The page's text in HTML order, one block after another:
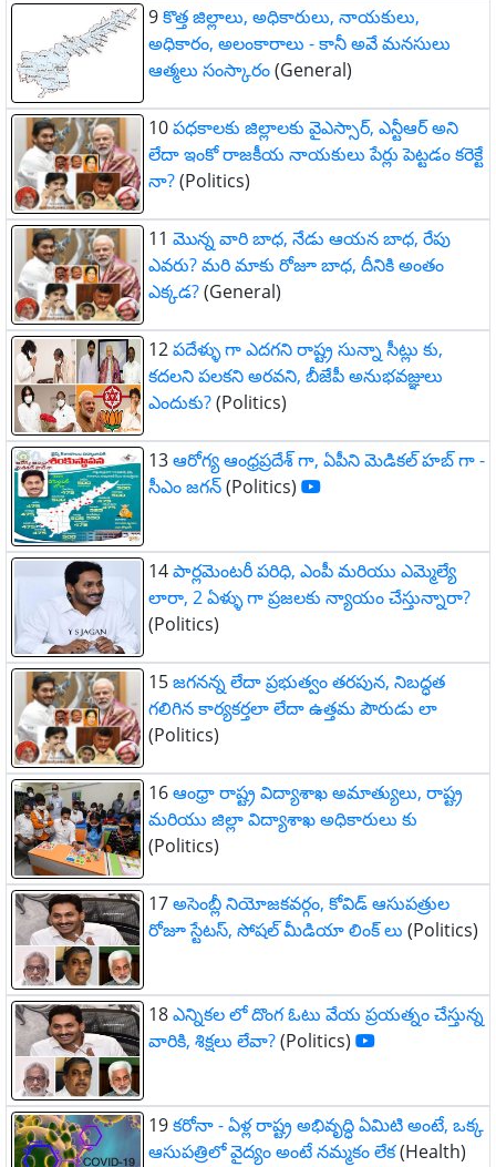
9కొత్త జిల్లాలు, అధికారులు, నాయకులు,
అధికారం, అలంకారాలు - కానీ అవే మనసులు
ఆత్మలు సంస్కారం(General)
10పధకాలకు జిల్లాలకు వైఎస్సార్, ఎన్టీఆర్ అని
లేదా ఇంకో రాజకీయ నాయకులు పేర్లు పెట్టడం కరెక్టే
నా?(Politics)
11 మొన్న వారి బాధ, నేడు ఆయన బాధ, రేపు
ఎవరు? మరి మాకు రోజూ బాధ, దీనికి అంతం
ఎక్కడ?(General)
12పదేళ్ళు గా ఎదగని రాష్ట్ర సున్నా సీట్లు కు,
కదలని పలకని అరవని, బీజేపీ అనుభవజ్ఞులు
ఎందుకు?(Politics)
13ఆరోగ్య ఆంధ్ర‌ప్ర‌దేశ్ గా, ఏపీని మెడికల్ హబ్ గా -
సీఎం జగన్(Politics)
14పార్లమెంటరీ పరిధి, ఎంపీ మరియు ఎమ్మెల్యే
లారా, 2 ఏళ్ళు గా ప్రజలకు న్యాయం చేస్తున్నారా?
(Politics)
15జగనన్న లేదా ప్రభుత్వం తరపున, నిబద్ధత
గలిగిన కార్యకర్తలా లేదా ఉత్తమ పౌరుడు లా
(Politics)
16ఆంధ్రా రాష్ట్ర విద్యాశాఖ అమాత్యులు, రాష్ట్ర
మరియు జిల్లా విద్యాశాఖ అధికారులు కు
(Politics)
17అసెంబ్లీ నియోజకవర్గం, కోవిడ్ ఆసుపత్రుల
రోజూ స్టేటస్, సోషల్ మీడియా లింక్ లు (Politics)
18ఎన్నికల లో దొంగ ఓటు వేయ ప్రయత్నం చేస్తున్న
వారికి, శిక్షలు లేవా?(Politics)
19కరోనా - ఏళ్ల రాష్ట్ర అభివృద్ధి ఏమిటి అంటే, ఒక్క
ఆసుపత్రిలో వైద్యం అంటే నమ్మకం లేక(Health)